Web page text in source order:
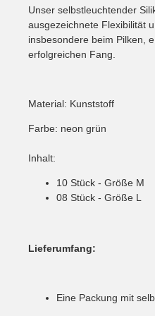
Unser selbstleuchtender
ausgezeichnete Flexibilität
insbesondere beim Pilken,
erfolgreichen Fang.
Material: Kunststoff
Farbe: neon grün
Inhalt:
10 Stück - Größe M
08 Stück - Größe L
Lieferumfang:
Eine Packung mit